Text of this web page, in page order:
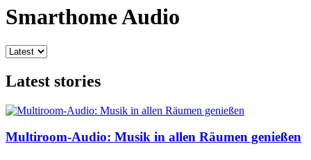
Smarthome Audio
Latest stories
Multiroom-Audio: Musik in allen Räumen genießen